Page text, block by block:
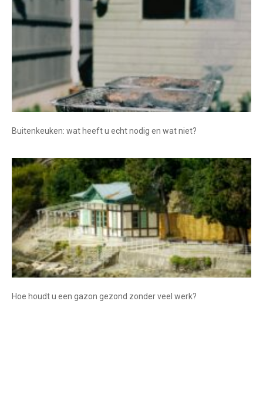
Buitenkeuken: wat heeft u echt nodig en wat niet?
Hoe houdt u een gazon gezond zonder veel werk?